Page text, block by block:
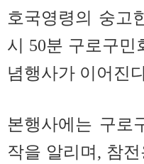
호국영령의 숭고
시 50분 구로구민
념행사가 이어진
본행사에는 구로
작을 알리며, 참